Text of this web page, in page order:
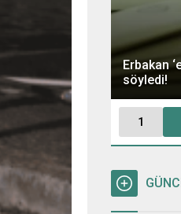
Değil,
Erbakan
söyledi!
1